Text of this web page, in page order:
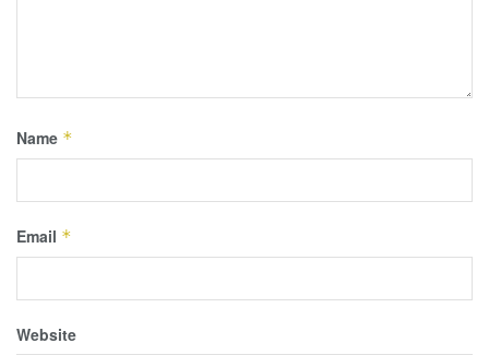
Name *
Email *
Website